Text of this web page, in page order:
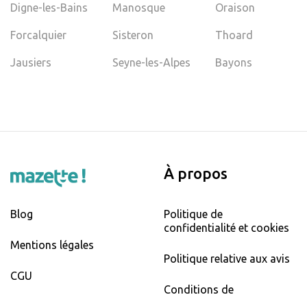
Digne-les-Bains Manosque Oraison
Forcalquier Sisteron Thoard
Jausiers Seyne-les-Alpes Bayons
Blog
Mentions légales
CGU
À propos
Politique de
confidentialité et cookies
Politique relative aux avis
Conditions de